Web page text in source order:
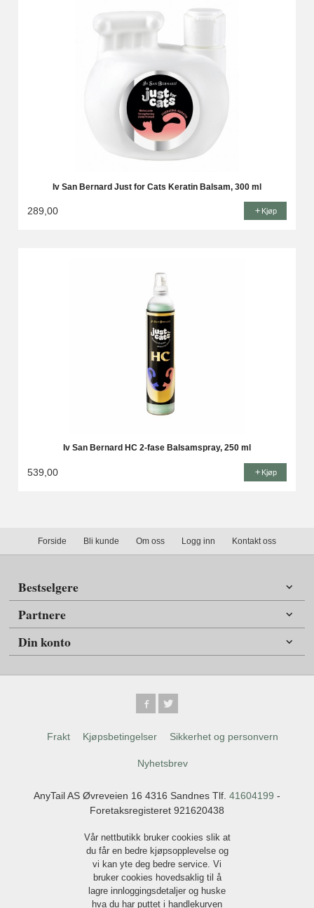
Iv San Bernard Just for Cats Keratin Balsam, 300 ml
289,00 Kjøp
Iv San Bernard HC 2-fase Balsamspray, 250 ml
539,00 Kjøp
Forside Bli kunde Om oss Logg inn Kontakt oss
Bestselgere
Partnere
Din konto
Frakt Kjøpsbetingelser Sikkerhet og personvern
Nyhetsbrev
AnyTail AS Øvreveien 16 4316 Sandnes Tlf. 41604199 -
Foretaksregisteret 921620438
Vår nettbutikk bruker cookies slik at
du får en bedre kjøpsopplevelse og
vi kan yte deg bedre service. Vi
bruker cookies hovedsaklig til å
lagre innloggingsdetaljer og huske
hva du har puttet i handlekurven